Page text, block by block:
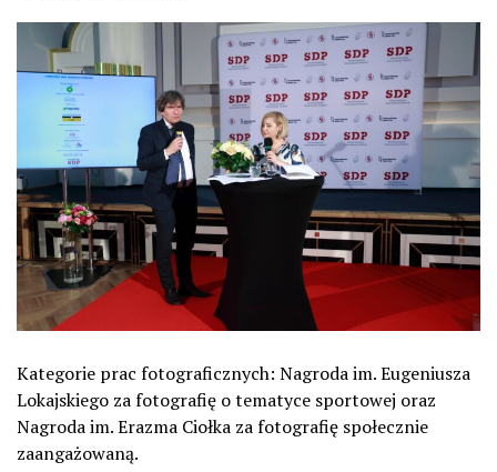
Kategorie prac fotograficznych: Nagroda im. Eugeniusza
Lokajskiego za fotografię o tematyce sportowej oraz
Nagroda im. Erazma Ciołka za fotografię społecznie
zaangażowaną.